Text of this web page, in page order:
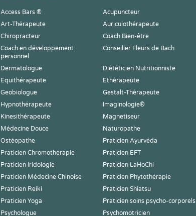
Access Bars ® Acupuncteur
Art-Thérapeute
Auriculothérapeute
Chiropracteur
Coach Bien-être
Coach en développement
personnel
Conseiller Fleurs de Bach
Dermatologue Diététicien Nutritionniste
Equithérapeute
Ethérapeute
Geobiologue
Gestalt-Thérapeute
Hypnothérapeute
Imaginologie®
Kinesithérapeute
Magnetiseur
Médecine Douce
Naturopathe
Ostéopathe
Praticien Ayurvéda
Praticien Chromothérapie
Praticien EFT
Praticien Iridologie
Praticien LaHoChi
Praticien Médecine Chinoise
Praticien Phytothérapie
Praticien Reiki
Praticien Shiatsu
Praticien Yoga
Praticien soins psycho-corporels
Psychologue
Psychomotricien